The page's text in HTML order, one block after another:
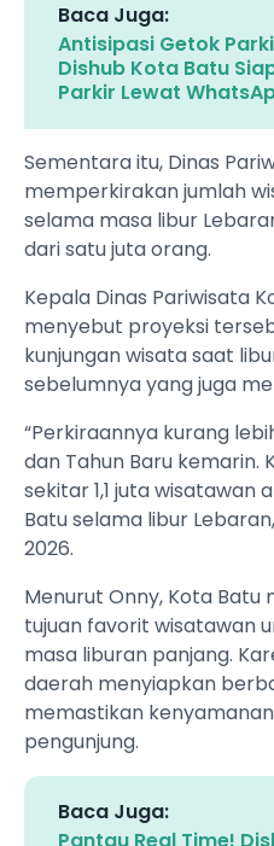
Baca Juga:
Antisipasi Getok
Dishub Kota Batu
Parkir Lewat
Sementara itu, Dinas
memperkirakan jumlah
selama masa libur
dari satu juta orang.
Kepala Dinas Pariwisata
menyebut proyeksi
kunjungan wisata saat
sebelumnya yang juga
“Perkiraannya kurang
dan Tahun Baru kemarin.
sekitar 1,1 juta wisatawan
Batu selama libur
2026.
Menurut Onny, Kota Batu
tujuan favorit wisatawan
masa liburan panjang.
daerah menyiapkan
memastikan
pengunjung.
Baca Juga: